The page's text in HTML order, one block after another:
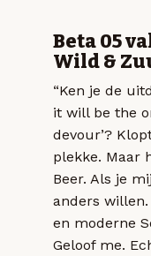
Beta 05
Wild &
“Ken je de
it will be the
devour’?
plekke. Maar
Beer. Als je
anders
en moderne
Geloof me.